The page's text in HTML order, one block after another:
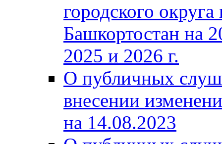
городского
Башкортостан на
2025 и 2026 г.
О публичных
внесении
на 14.08.2023